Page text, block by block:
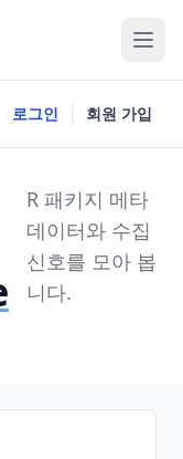
로그인 회원 가입
R 패키지 메타
데이터와 수집
신호를 모아 봅
니다.